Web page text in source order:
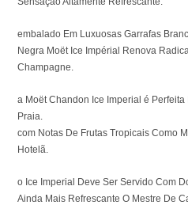
embalado Em Luxuosas Garrafas
Negra Moët Ice Impérial Renova
Champagne.
a Moët Chandon Ice Imperial é
Praia.
com Notas De Frutas Tropicais Como
Hotelã.
o Ice Imperial Deve Ser Servido Com
Ainda Mais Refrescante O Mestre De